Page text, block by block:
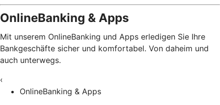
OnlineBanking & Apps
Mit unserem OnlineBanking und Apps erledigen Sie Ihre
Bankgeschäfte sicher und komfortabel. Von daheim und
auch unterwegs.
‹
OnlineBanking & Apps